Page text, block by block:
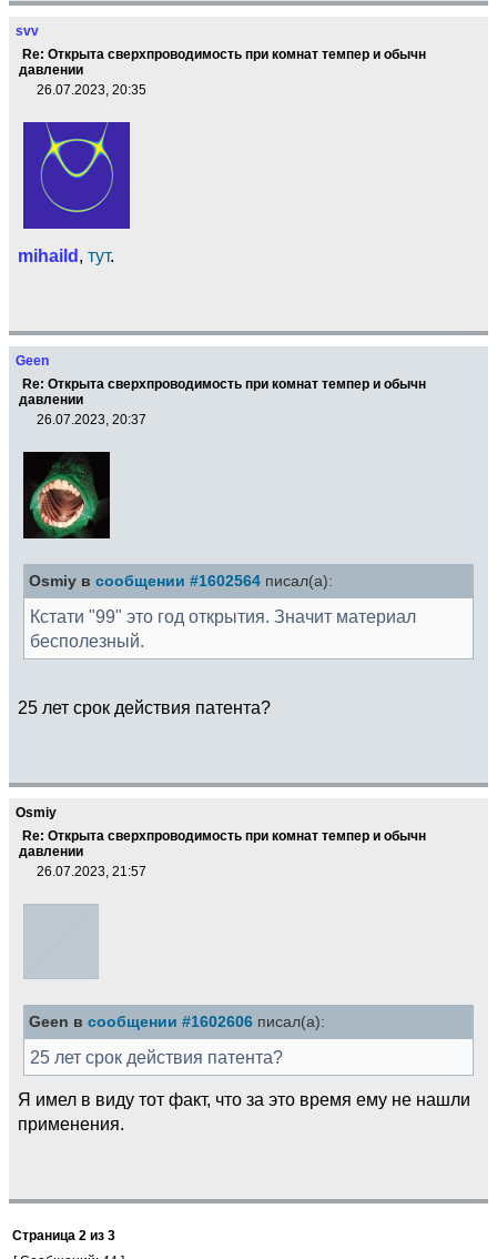
svv
Re: Открыта сверхпроводимость при комнат темпер и обычн
давлении
26.07.2023, 20:35
mihaild, тут.
Geen
Re: Открыта сверхпроводимость при комнат темпер и обычн
давлении
26.07.2023, 20:37
Osmiy в сообщении #1602564 писал(а):
Кстати "99" это год открытия. Значит материал
бесполезный.
25 лет срок действия патента?
Osmiy
Re: Открыта сверхпроводимость при комнат темпер и обычн
давлении
26.07.2023, 21:57
Geen в сообщении #1602606 писал(а):
25 лет срок действия патента?
Я имел в виду тот факт, что за это время ему не нашли
применения.
Страница 2 из 3